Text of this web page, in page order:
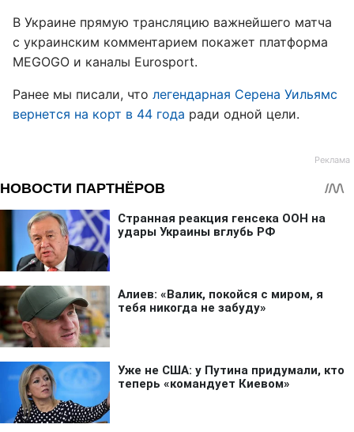
В Украине прямую трансляцию важнейшего матча
с украинским комментарием покажет платформа
MEGOGO и каналы Eurosport.
Ранее мы писали, что легендарная Серена Уильямс
вернется на корт в 44 года ради одной цели.